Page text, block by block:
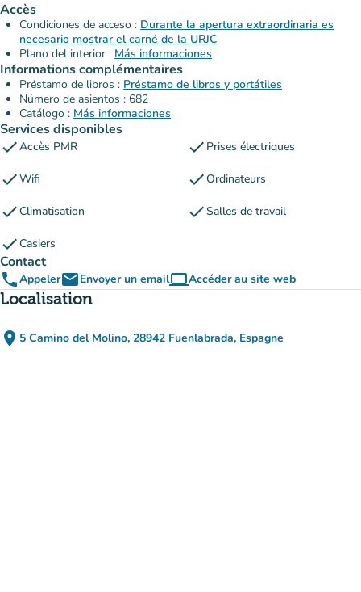
Accès
Condiciones de acceso : Durante la apertura extraordinaria es
necesario mostrar el carné de la URJC
Plano del interior : Más informaciones
Informations complémentaires
Préstamo de libros : Préstamo de libros y portátiles
Número de asientos : 682
Catálogo : Más informaciones
Services disponibles
checkAccès PMR check Prises électriques
checkWifi checkOrdinateurs
checkClimatisation checkSalles de travail
checkCasiers
Contact
phoneAppeleremailEnvoyer un emailcomputerAccéder au site web
(nouvel onglet)
Localisation
place 5 Camino del Molino, 28942 Fuenlabrada, Espagne
(ouvrir dans Google Maps)
(nouvel onglet)